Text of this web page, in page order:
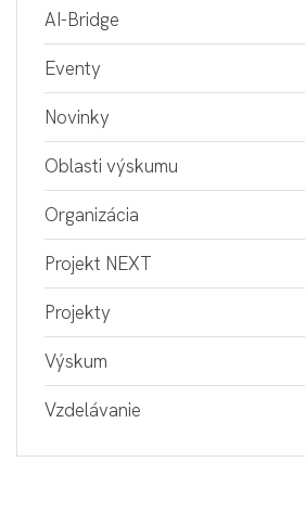
AI-Bridge
Eventy
Novinky
Oblasti výskumu
Organizácia
Projekt NEXT
Projekty
Výskum
Vzdelávanie